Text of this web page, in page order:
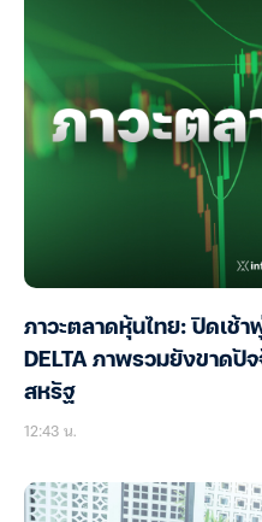
ภาวะตลาดหุ้นไทย: ปิดเช้
DELTA ภาพรวมยังขาดปั
สหรัฐ
12:43 น.